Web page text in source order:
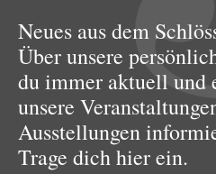
Neues aus dem
Über unsere
du immer aktuell und
unsere
Ausstellungen
Trage dich hier ein.